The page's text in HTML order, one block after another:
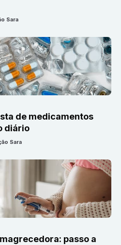
Sara
de medicamentos
diário
Sara
passo a